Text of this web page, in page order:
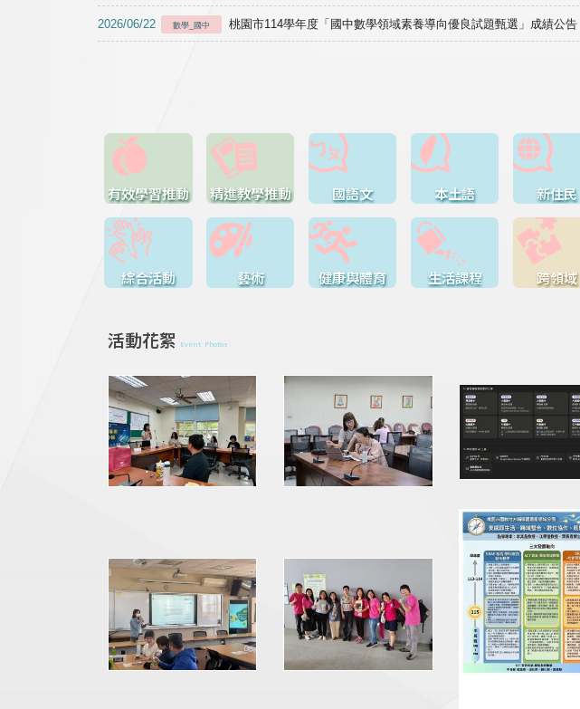
2026/06/22 數學_國中 桃園市114學年度「國中數學領域素養導向優良試題甄選」成績公告
有效學習推動 精進教學推動 國語文 本土語 新住民
綜合活動 藝術 健康與體育 生活課程 跨領域
活動花絮 Event Photos